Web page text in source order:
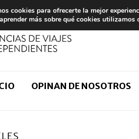
OPINAN DE NOSOTROS
cookies para ofrecerte la mejor
más sobre qué cookies